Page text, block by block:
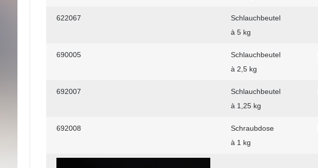
622067
Schlauchbeutel
à 5 kg
690005
Schlauchbeutel
à 2,5 kg
692007
Schlauchbeutel
à 1,25 kg
692008
Schraubdose
à 1 kg